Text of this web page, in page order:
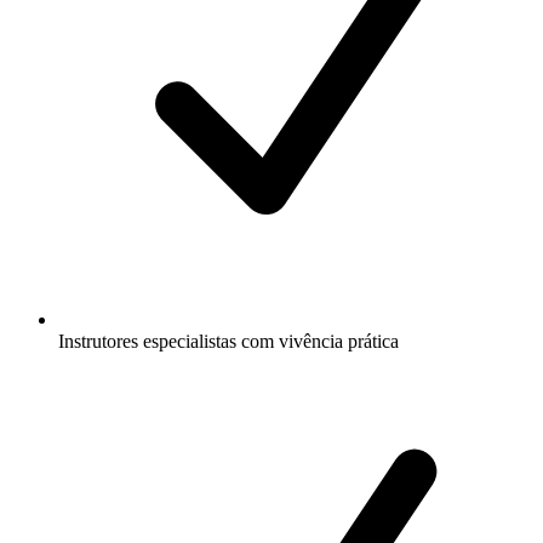
Instrutores especialistas com vivência prática